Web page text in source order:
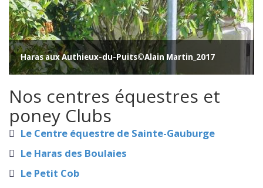
Haras aux Authieux-du-Puits©Alain Martin_2017
Nos centres équestres et
poney Clubs
Le Centre équestre de Sainte-Gauburge
Le Haras des Boulaies
Le Petit Cob